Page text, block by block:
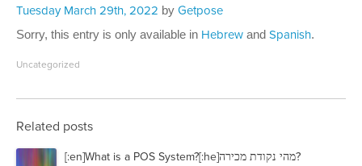
Posted
on
Tuesday March 29th, 2022 by Getpose
Sorry, this entry is only available in Hebrew and Spanish.
Uncategorized
Related posts
[:en]What is a POS System?[:he]מהי נקודת מכירה?